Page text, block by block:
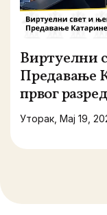
Виртуелни
Предавање
првог
Уторак, Мај 19,